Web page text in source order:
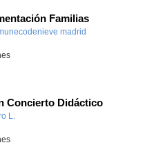
Familias
madrid
Concierto Didáctico
L.